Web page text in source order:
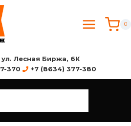
0
ул. Лесная Биржа, 6К
370
+7 (8634) 377-380